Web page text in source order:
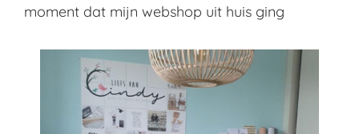
moment dat mijn webshop uit huis ging